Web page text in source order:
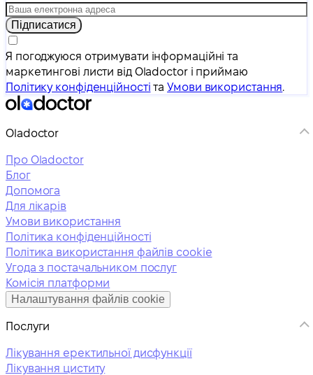
Підписатися
Я погоджуюся отримувати інформаційні та
маркетингові листи від Oladoctor і приймаю
Політику конфіденційності таУмови використання.
Oladoctor
Про Oladoctor
Блог
Допомога
Для лікарів
Умови використання
Політика конфіденційності
Політика використання файлів cookie
Угода з постачальником послуг
Комісія платформи
Налаштування файлів cookie
Послуги
Лікування еректильної дисфункції
Лікування циститу